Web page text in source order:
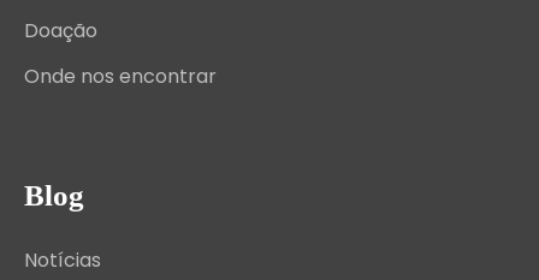
Doação
Onde nos encontrar
Blog
Notícias